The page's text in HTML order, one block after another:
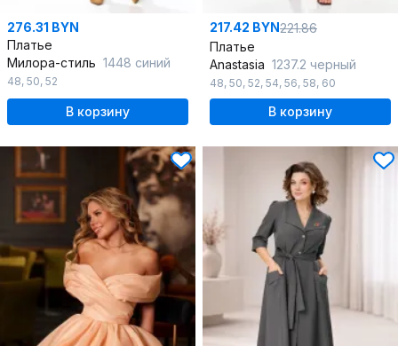
276.31 BYN
Платье
Милора-стиль 1448 синий
48, 50, 52
В корзину
217.42 BYN221.86
Платье
Anastasia 1237.2 черный
48, 50, 52, 54, 56, 58, 60
В корзину